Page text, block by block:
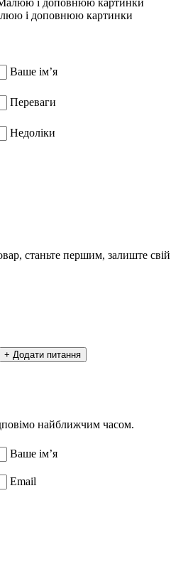
і доповнюю картинки
Ваше ім’я
Переваги
Недоліки
станьте першим, залиште свій
+ Додати питання
найближчим часом.
Ваше ім’я
Email